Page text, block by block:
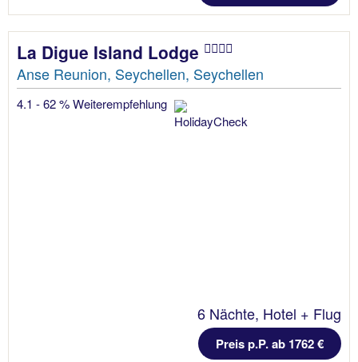
La Digue Island Lodge
Anse Reunion, Seychellen, Seychellen
4.1 - 62 % Weiterempfehlung
6 Nächte, Hotel + Flug
Preis p.P. ab 1762 €